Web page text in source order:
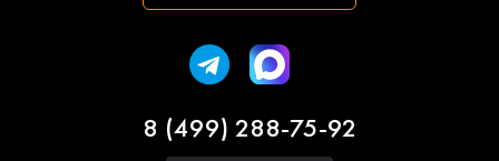
8 (499) 288-75-92